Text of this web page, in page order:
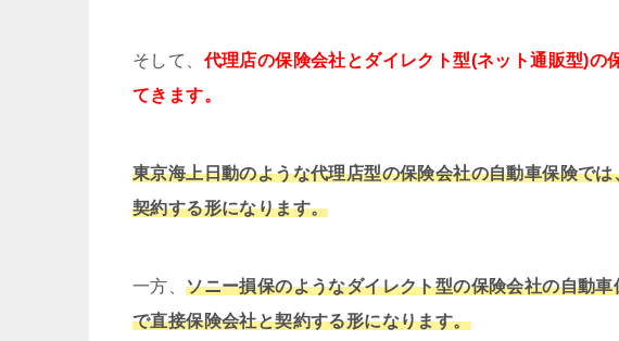
そして、代理店の保険会社とダイレクト型(ネット通販型)の
てきます。
東京海上日動のような代理店型の保険会社の自動車保険で
契約する形になります。
一方、ソニー損保のようなダイレクト型の保険会社の自動
で直接保険会社と契約する形になります。